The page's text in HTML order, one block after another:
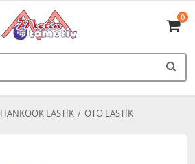
0
HANKOOK LASTİK OTO LASTİK